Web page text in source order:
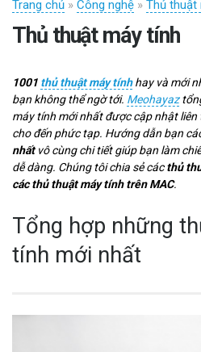
Trang chủ » Công nghệ » Thủ thuật
Thủ thuật máy tính
1001 thủ thuật máy tínhhay và mới
bạn không thể ngờ tới. Meohayaz
máy tính mới nhất được cập nhật
cho đến phức tạp. Hướng dẫn bạn
nhấtvô cùng chi tiết giúp bạn làm
dễ dàng. Chúng tôi chia sẻ cácthủ
các thủ thuật máy tính trên MAC.
Tổng hợp những
tính mới nhất